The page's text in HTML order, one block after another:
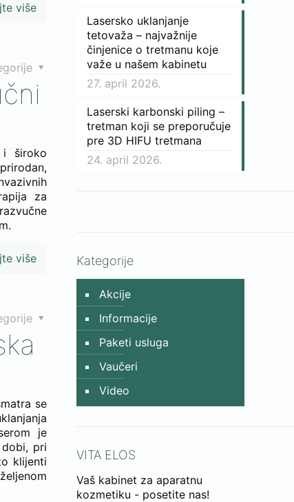
više
i široko
za
više
se
je
pri
klijenti
Lasersko uklanjanje
tetovaža – najvažnije
činjenice o tretmanu koje
važe u našem kabinetu
27. april 2026.
Laserski karbonski piling –
tretman koji se preporučuje
pre 3D HIFU tretmana
24. april 2026.
Kategorije
Akcije
Informacije
Paketi usluga
Vaučeri
Video
VITA ELOS
Vaš kabinet za aparatnu
kozmetiku - posetite nas!